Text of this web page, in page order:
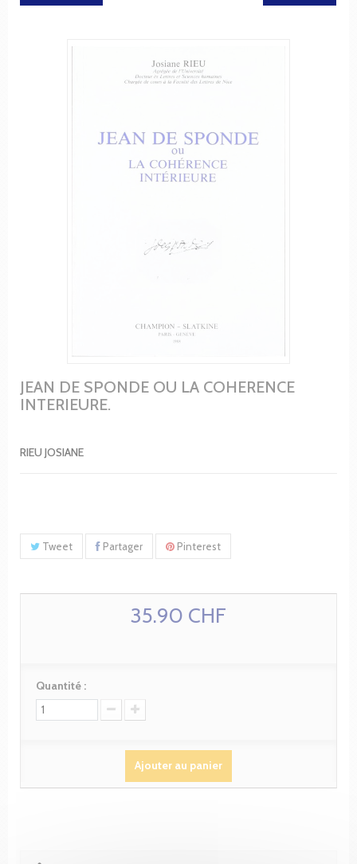
JEAN DE SPONDE OU LA COHERENCE
INTERIEURE.
RIEU JOSIANE
Tweet Partager Pinterest
35.90 CHF
Quantité :
Ajouter au panier